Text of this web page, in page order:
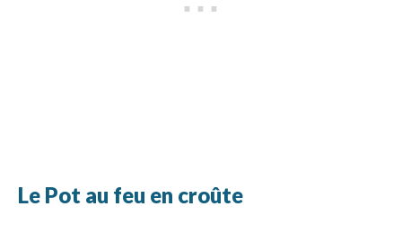
Le Pot au feu en croûte